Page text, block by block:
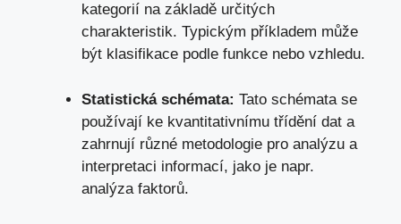
kategorií na ‌základě určitých
charakteristik. Typickým příkladem může
být klasifikace podle funkce nebo vzhledu.
Statistická schémata: Tato schémata se
používají ke kvantitativnímu třídění dat a
⁤zahrnují různé metodologie⁢ pro analýzu a
interpretaci informací, jako je‍ napr.
analýza ⁣faktorů.